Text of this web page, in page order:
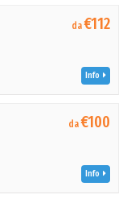
da€112
Info
da€100
Info